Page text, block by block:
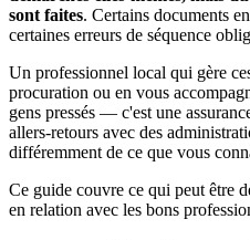
sont faites. Certains documents
certaines erreurs de séquence
Un professionnel local qui gère
procuration ou en vous
gens pressés — c'est une
allers-retours avec des
différemment de ce que vous
Ce guide couvre ce qui peut être
en relation avec les bons